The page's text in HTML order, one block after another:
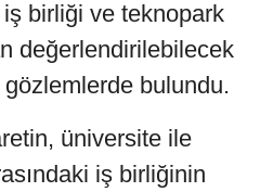
birliği ve teknopark
değerlendirilebilecek
bulundu.
üniversite ile
iş birliğinin